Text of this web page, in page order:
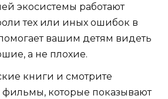
экосистемы работают
тех или иных ошибок в
вашим детям видеть
а не плохие.
книги и смотрите
которые показывают